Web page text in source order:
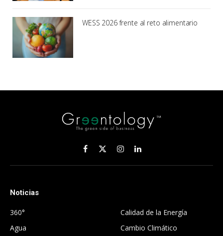
WESS 2026 frente al reto alimentario
Facebook
X
(Twitter)
InstagramLinkedIn
Noticias
360°
Agua
Calidad de la Energía
Cambio Climático